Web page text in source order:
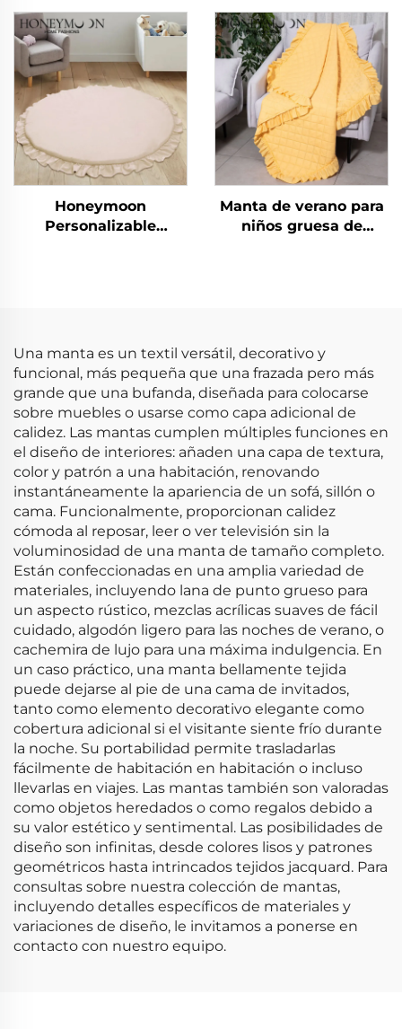
Suaves de Franela
Polar Reversibles y
Plush para Dormitorio
Directo de China,
Sólido, Juego de
Cubrecamas con
Textura Arrugada
Honeymoon
Personalizable
Juego para Bebé para
el Suelo
Manta de verano para
niños gruesa de
Una manta es un textil versátil, decorativo y
funcional, más pequeña que una frazada pero más
grande que una bufanda, diseñada para colocarse
sobre muebles o usarse como capa adicional de
calidez. Las mantas cumplen múltiples funciones en
el diseño de interiores: añaden una capa de textura,
color y patrón a una habitación, renovando
instantáneamente la apariencia de un sofá, sillón o
cama. Funcionalmente, proporcionan calidez
cómoda al reposar, leer o ver televisión sin la
voluminosidad de una manta de tamaño completo.
Están confeccionadas en una amplia variedad de
materiales, incluyendo lana de punto grueso para
un aspecto rústico, mezclas acrílicas suaves de fácil
cuidado, algodón ligero para las noches de verano, o
cachemira de lujo para una máxima indulgencia. En
un caso práctico, una manta bellamente tejida
puede dejarse al pie de una cama de invitados,
tanto como elemento decorativo elegante como
cobertura adicional si el visitante siente frío durante
la noche. Su portabilidad permite trasladarlas
fácilmente de habitación en habitación o incluso
llevarlas en viajes. Las mantas también son valoradas
como objetos heredados o como regalos debido a
su valor estético y sentimental. Las posibilidades de
diseño son infinitas, desde colores lisos y patrones
geométricos hasta intrincados tejidos jacquard. Para
consultas sobre nuestra colección de mantas,
incluyendo detalles específicos de materiales y
variaciones de diseño, le invitamos a ponerse en
contacto con nuestro equipo.